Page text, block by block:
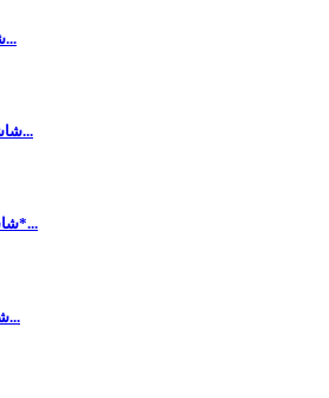
شيلد أوردوينو - شاشة ل...
شاشة كرستالية 2 سطر و1...
شاشة نقطية رسومية 128*...
شاشة رسومية - نوكيا 51...